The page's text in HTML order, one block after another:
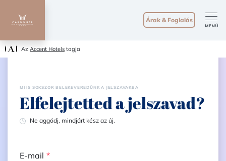
Az Accent Hotels tagja
Árak & Foglalás
MI IS SOKSZOR BELEKEVEREDÜNK A JELSZAVAKBA
Elfelejtetted a jelszavad?
Ne aggódj, mindjárt kész az új.
E-mail